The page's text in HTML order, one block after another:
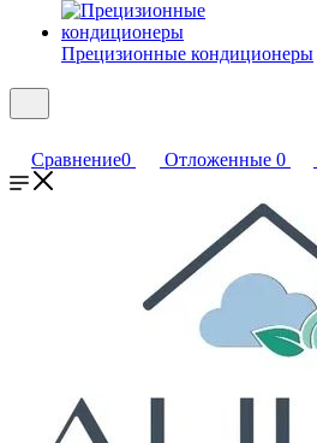
Прецизионные кондиционеры
Сравнение0 Отложенные 0